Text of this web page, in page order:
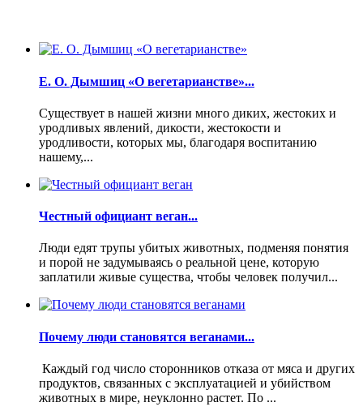
Е. О. Дымшиц «О вегетарианстве»...
Существует в нашей жизни много диких, жестоких и
уродливых явлений, дикости, жестокости и
уродливости, которых мы, благодаря воспитанию
нашему,...
Честный официант веган...
Люди едят трупы убитых животных, подменяя понятия
и порой не задумываясь о реальной цене, которую
заплатили живые существа, чтобы человек получил...
Почему люди становятся веганами...
Каждый год число сторонников отказа от мяса и других
продуктов, связанных с эксплуатацией и убийством
животных в мире, неуклонно растет. По ...